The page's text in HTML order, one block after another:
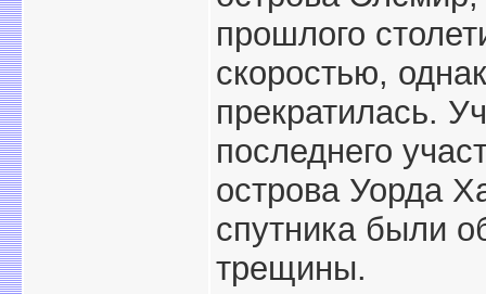
прошлого
скоростью,
прекратилась.
последнего
острова Уорда
спутника были
трещины.